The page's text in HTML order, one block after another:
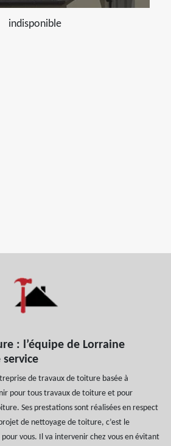
indisponible
: l’équipe de Lorraine
de travaux de toiture basée à
pour tous travaux de toiture et pour
Ses prestations sont réalisées en respect
de nettoyage de toiture, c’est le
vous. Il va intervenir chez vous en évitant